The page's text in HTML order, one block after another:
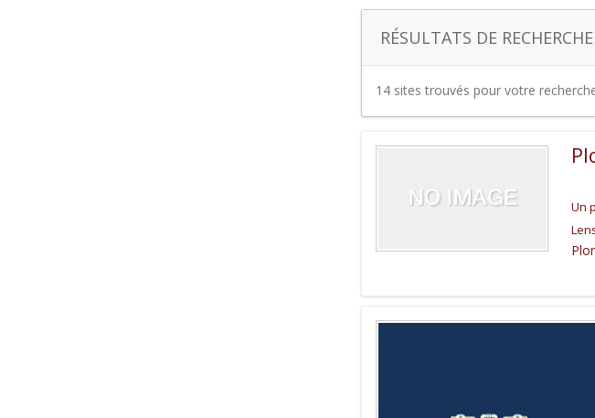
RÉSULTATS DE RECHERCHE
14 sites trouvés pour votre
Un